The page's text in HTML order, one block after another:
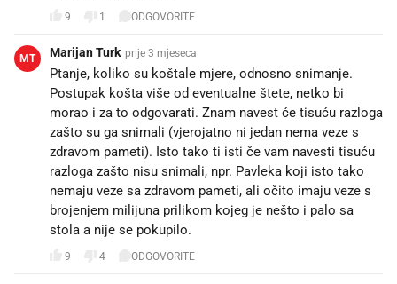
9 1 ODGOVORITE
MT Marijan Turk prije 3 mjeseca
Ptanje, koliko su koštale mjere, odnosno snimanje.
Postupak košta više od eventualne štete, netko bi
morao i za to odgovarati. Znam navest će tisuću razloga
zašto su ga snimali (vjerojatno ni jedan nema veze s
zdravom pameti). Isto tako ti isti če vam navesti tisuću
razloga zašto nisu snimali, npr. Pavleka koji isto tako
nemaju veze sa zdravom pameti, ali očito imaju veze s
brojenjem milijuna prilikom kojeg je nešto i palo sa
stola a nije se pokupilo.
9 4 ODGOVORITE